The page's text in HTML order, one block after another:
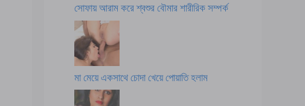
সোফায় আরাম করে শ্বশুর বৌমার শারীরিক সম্পর্ক
মা মেয়ে একসাথে চোদা খেয়ে পোয়াতি হলাম